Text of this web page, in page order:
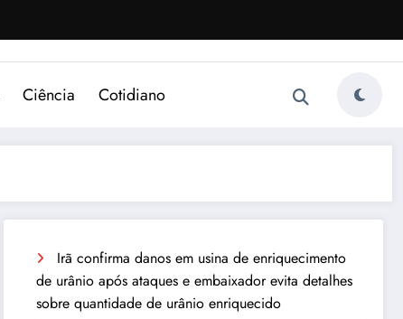
Ciência Cotidiano
Irã confirma danos em usina de enriquecimento
de urânio após ataques e embaixador evita detalhes
sobre quantidade de urânio enriquecido